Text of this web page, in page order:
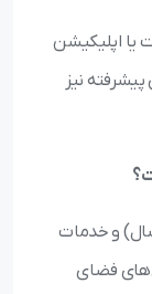
یا اپلیکیشن
نیز
فضای باز طولانی‌تر (۲ تا ۵ سال) و خدمات
فضای